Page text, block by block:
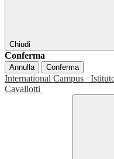
Chiudi
Conferma
Annulla Conferma
International Campus
Cavallotti